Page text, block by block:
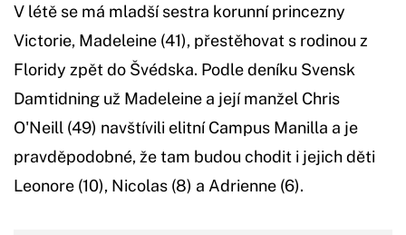
V létě se má mladší sestra korunní princezny
Victorie, Madeleine (41), přestěhovat s rodinou z
Floridy zpět do Švédska. Podle deníku Svensk
Damtidning už Madeleine a její manžel Chris
O'Neill (49) navštívili elitní Campus Manilla a je
pravděpodobné, že tam budou chodit i jejich děti
Leonore (10), Nicolas (8) a Adrienne (6).